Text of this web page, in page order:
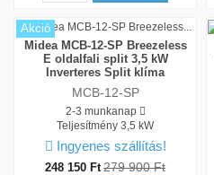
Akció
Midea MCB-12-SP Breezeless
E oldalfali split 3,5 kW
Inverteres Split klíma
MCB-12-SP
2-3 munkanap
Teljesítmény3,5 kW
Ingyenes szállítás!
248 150 Ft 279 900 Ft